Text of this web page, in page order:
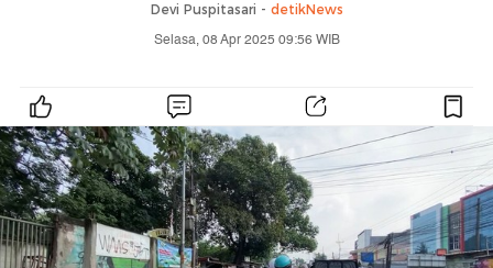
Devi Puspitasari - detikNews
Selasa, 08 Apr 2025 09:56 WIB